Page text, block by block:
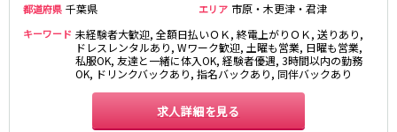
都道府県 千葉県 エリア 市原・木更津・君津
キーワード 未経験者大歓迎, 全額日払いＯＫ, 終電上がりＯＫ, 送りあり,
ドレスレンタルあり, Wワーク歓迎, 土曜も営業, 日曜も営業,
私服OK, 友達と一緒に体入OK, 経験者優遇, 3時間以内の勤務
OK, ドリンクバックあり, 指名バックあり, 同伴バックあり
求人詳細を見る
たまプラーザ・向ヶ丘遊園・鷺沼
元住吉・綱島
川崎中部
横浜東部
川崎北部
茅ヶ崎
横浜西部
綾瀬・海老名・座間
八王子駅
中野駅
高円寺駅
荻窪駅
阿佐ヶ谷駅
三鷹駅
国分寺駅
西荻窪駅
武蔵境駅
武蔵小金井駅
東小金井駅